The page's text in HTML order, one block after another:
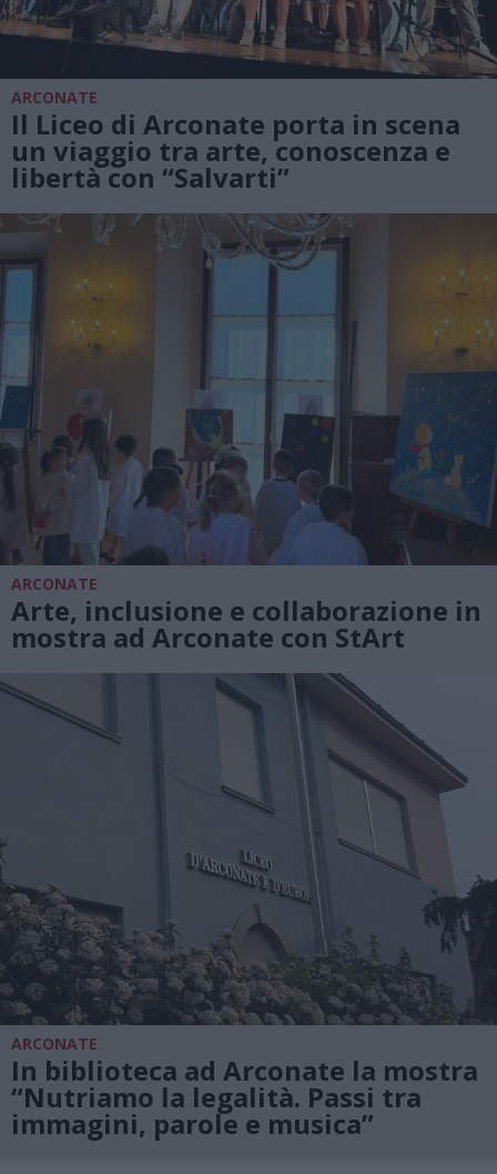
ARCONATE
Il Liceo di Arconate porta in scena
un viaggio tra arte, conoscenza e
libertà con “Salvarti”
ARCONATE
Arte, inclusione e collaborazione in
mostra ad Arconate con StArt
ARCONATE
In biblioteca ad Arconate la mostra
“Nutriamo la legalità. Passi tra
immagini, parole e musica”